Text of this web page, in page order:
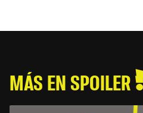
MÁS EN SPOILER